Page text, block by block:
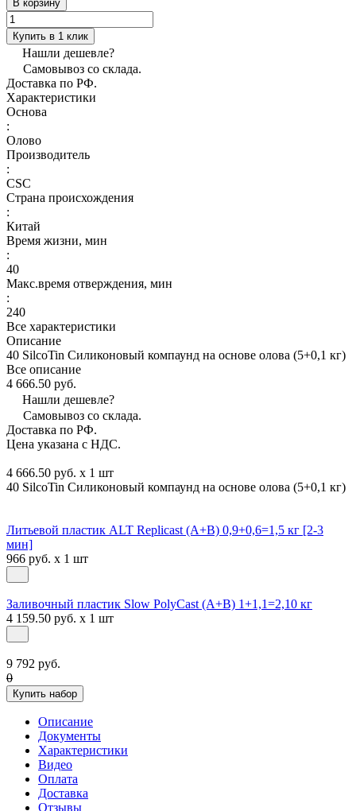
В корзину
Купить в 1 клик
Нашли дешевле?
Самовывоз со склада.
Доставка по РФ.
Характеристики
Основа
:
Олово
Производитель
:
CSC
Страна происхождения
:
Китай
Время жизни, мин
:
40
Макс.время отверждения, мин
:
240
Все характеристики
Описание
40 SilcoTin Силиконовый компаунд на основе олова (5+0,1 кг)
Все описание
4 666.50 руб.
Нашли дешевле?
Самовывоз со склада.
Доставка по РФ.
Цена указана с НДС.
4 666.50 руб. x 1 шт
40 SilcoTin Силиконовый компаунд на основе олова (5+0,1 кг)
Литьевой пластик ALT Replicast (А+В) 0,9+0,6=1,5 кг [2-3
мин]
966 руб. x 1 шт
Заливочный пластик Slow PolyCast (A+B) 1+1,1=2,10 кг
4 159.50 руб. x 1 шт
9 792 руб.
0
Купить набор
Описание
Документы
Характеристики
Видео
Оплата
Доставка
Отзывы